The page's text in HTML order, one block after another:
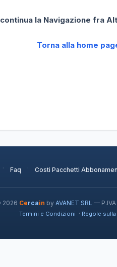
continua la Navigazione fra
Torna alla home
· Faq · Costi Pacchetti
2026 Cercain by AVANET SRL —
Termini e Condizioni · Regole